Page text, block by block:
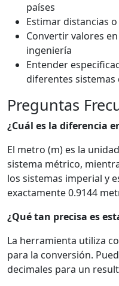
países
Estimar distancias
Convertir valores
ingeniería
Entender
diferentes sistemas
Preguntas
¿Cuál es la diferencia
El metro (m) es la
sistema métrico,
los sistemas imperial y
exactamente 0.9144
¿Qué tan precisa es
La herramienta utiliza
para la conversión.
decimales para un